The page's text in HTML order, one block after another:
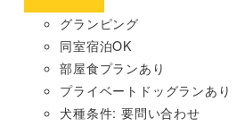
グランピング
同室宿泊OK
部屋食プランあり
プライベートドッグランあり
犬種条件: 要問い合わせ